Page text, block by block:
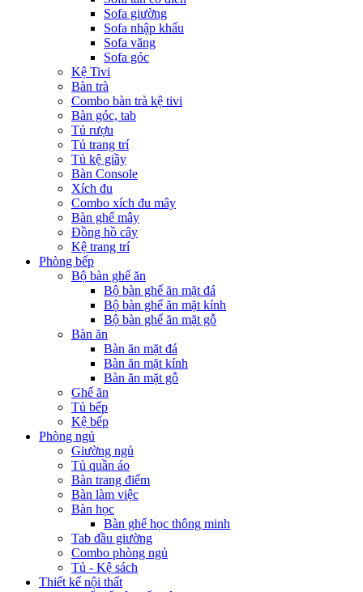
Sofa giường
Sofa nhập khẩu
Sofa văng
Sofa góc
Kệ Tivi
Bàn trà
Combo bàn trà kệ tivi
Bàn góc, tab
Tủ rượu
Tủ trang trí
Tủ kệ giầy
Bàn Console
Xích đu
Combo xích đu mây
Bàn ghế mây
Đồng hồ cây
Kệ trang trí
Phòng bếp
Bộ bàn ghế ăn
Bộ bàn ghế ăn mặt đá
Bộ bàn ghế ăn mặt kính
Bộ bàn ghế ăn mặt gỗ
Bàn ăn
Bàn ăn mặt đá
Bàn ăn mặt kính
Bàn ăn mặt gỗ
Ghế ăn
Tủ bếp
Kệ bếp
Phòng ngủ
Giường ngủ
Tủ quần áo
Bàn trang điểm
Bàn làm việc
Bàn học
Bàn ghế học thông minh
Tab đầu giường
Combo phòng ngủ
Tủ - Kệ sách
Thiết kế nội thất